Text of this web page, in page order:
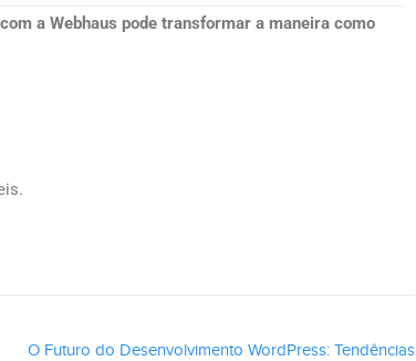
a Webhaus pode transformar a maneira como
O Futuro do Desenvolvimento WordPress: Tendências